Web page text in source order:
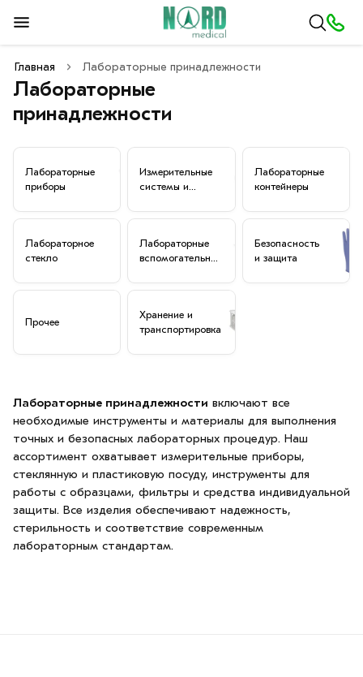
Главная Лабораторные принадлежности
Лабораторные
принадлежности
Лабораторные
приборы
Измерительные
системы и
приборы
Лабораторные
контейнеры
Лабораторное
стекло
Лабораторные
вспомогательные
Безопасность
и защита
Прочее
Хранение и
транспортировка
Лабораторные принадлежности включают все
необходимые инструменты и материалы для выполнения
точных и безопасных лабораторных процедур. Наш
ассортимент охватывает измерительные приборы,
стеклянную и пластиковую посуду, инструменты для
работы с образцами, фильтры и средства индивидуальной
защиты. Все изделия обеспечивают надежность,
стерильность и соответствие современным
лабораторным стандартам.